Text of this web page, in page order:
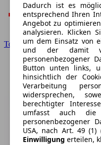
Toyota
Dadurch ist es
entsprechend Ihren
Angebot zu
analysieren. Klicken
um dem Einsatz von
und der damit
personenbezogener
Button unten links,
hinsichtlich der
Verarbeitung
widersprechen,
berechtigter
umfasst auch die
personenbezogener
USA, nach Art. 49 (1)
Einwilligung erteilen,